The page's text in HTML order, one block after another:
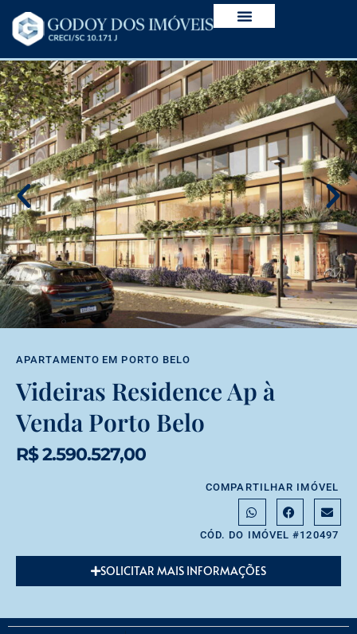
APARTAMENTO EM PORTO BELO
Videiras Residence Ap à
Venda Porto Belo
R$ 2.590.527,00
COMPARTILHAR IMÓVEL
CÓD. DO IMÓVEL #120497
SOLICITAR MAIS INFORMAÇÕES